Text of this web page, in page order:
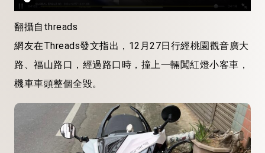
翻攝自threads
網友在Threads發文指出，12月27日行經桃園觀音廣大
路、福山路口，經過路口時，撞上一輛闖紅燈小客車，
機車車頭整個全毀。